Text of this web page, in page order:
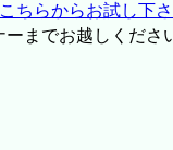
ちらからお試し下
までお越しくださ